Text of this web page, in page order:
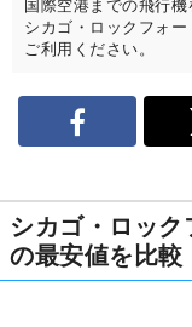
国際空港までの飛行
シカゴ・ロックフォ
ご利用ください。
シカゴ・ロッ
の最安値を比較